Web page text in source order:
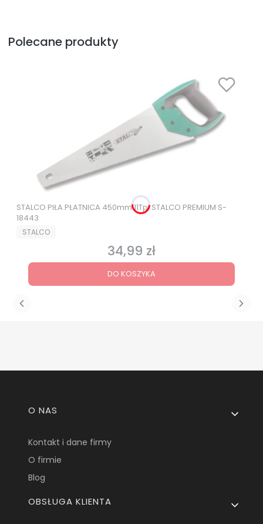
Polecane produkty
STALCO PIŁA PŁATNICA 450mm 11Tpi STALCO PREMIUM S-
18443
PRODUCENT
STALCO
Cena
34,99 zł
DO KOSZYKA
Linki w stopce
O NAS
Kontakt i dane firmy
O firmie
Blog
OBSŁUGA KLIENTA